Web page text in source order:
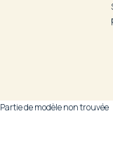
Partie de modèle non trouvée